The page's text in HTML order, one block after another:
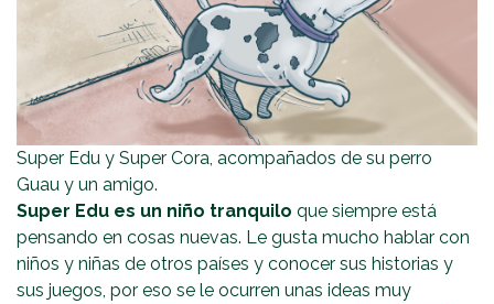
Super Edu y Super Cora, acompañados de su perro
Guau y un amigo.
Super Edu es un niño tranquilo que siempre está
pensando en cosas nuevas. Le gusta mucho hablar con
niños y niñas de otros países y conocer sus historias y
sus juegos, por eso se le ocurren unas ideas muy